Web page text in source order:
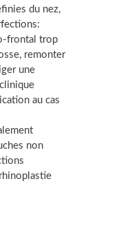
du nez,
frontal trop
remonter
une
au cas
non